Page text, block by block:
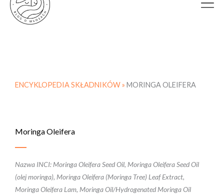
ENCYKLOPEDIA SKŁADNIKÓW » MORINGA OLEIFERA
Moringa Oleifera
Nazwa INCI: Moringa Oleifera Seed Oil, Moringa Oleifera Seed Oil
(olej moringa), Moringa Oleifera (Moringa Tree) Leaf Extract,
Moringa Oleifera Lam, Moringa Oil/Hydrogenated Moringa Oil